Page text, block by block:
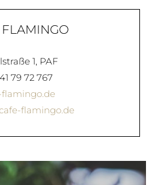
FLAMINGO
1, PAF
79 72 767
flamingo.de